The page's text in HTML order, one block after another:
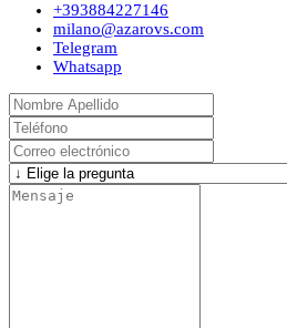
+393884227146
milano@azarovs.com
Telegram
Whatsapp